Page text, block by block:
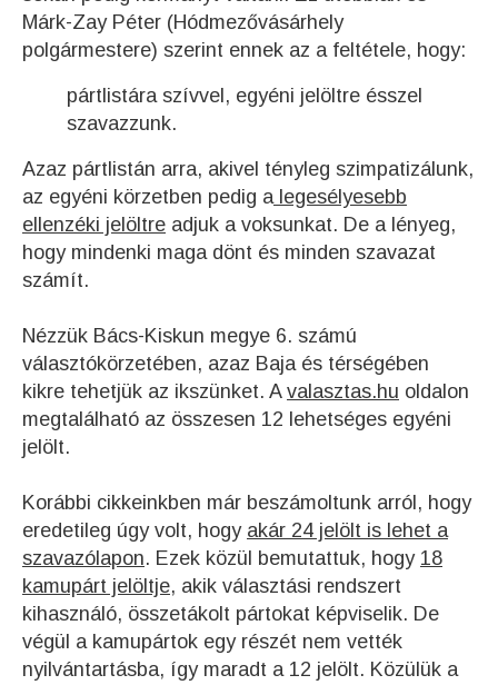
Márk-Zay Péter (Hódmezővásárhely
polgármestere) szerint ennek az a feltétele, hogy:
pártlistára szívvel, egyéni jelöltre ésszel
szavazzunk.
Azaz pártlistán arra, akivel tényleg szimpatizálunk,
az egyéni körzetben pedig alegesélyesebb
ellenzéki jelöltre adjuk a voksunkat. De a lényeg,
hogy mindenki maga dönt és minden szavazat
számít.
Nézzük Bács-Kiskun megye 6. számú
választókörzetében, azaz Baja és térségében
kikre tehetjük az ikszünket. A valasztas.hu oldalon
megtalálható az összesen 12 lehetséges egyéni
jelölt.
Korábbi cikkeinkben már beszámoltunk arról, hogy
eredetileg úgy volt, hogy akár 24 jelölt is lehet a
szavazólapon. Ezek közül bemutattuk, hogy 18
kamupárt jelöltje, akik választási rendszert
kihasználó, összetákolt pártokat képviselik. De
végül a kamupártok egy részét nem vették
nyilvántartásba, így maradt a 12 jelölt. Közülük a